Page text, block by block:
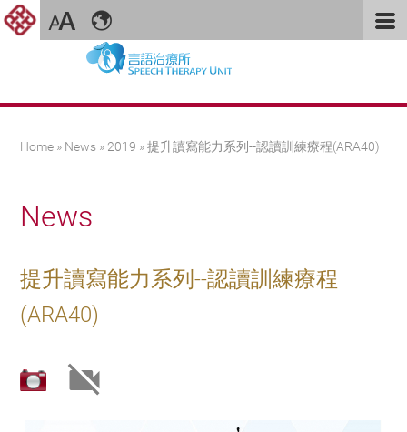
You are here
Home » News » 2019 » 提升讀寫能力系列--認讀訓練療程(ARA40)
News
提升讀寫能力系列--認讀訓練療程
(ARA40)